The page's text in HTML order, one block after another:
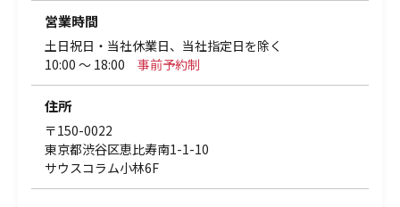
営業時間
土日祝日・当社休業日、当社指定日を除く
10:00 ～ 18:00
事前予約制
住所
〒150-0022
東京都渋谷区恵比寿南1-1-10
サウスコラム小林6F